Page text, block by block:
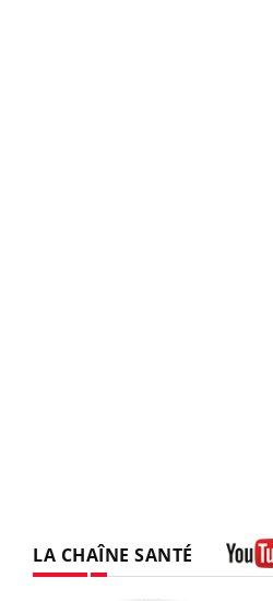
LA CHAÎNE SANTÉ